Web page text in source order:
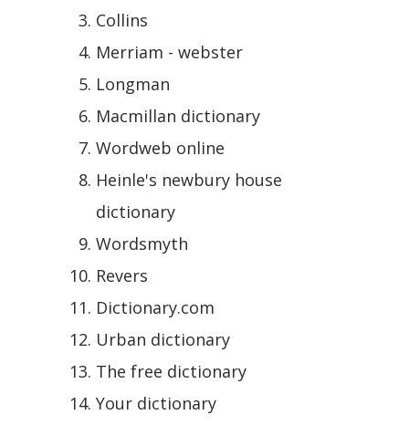
Collins
Merriam - webster
Longman
Macmillan dictionary
Wordweb online
Heinle's newbury house
dictionary
Wordsmyth
Revers
Dictionary.com
Urban dictionary
The free dictionary
Your dictionary